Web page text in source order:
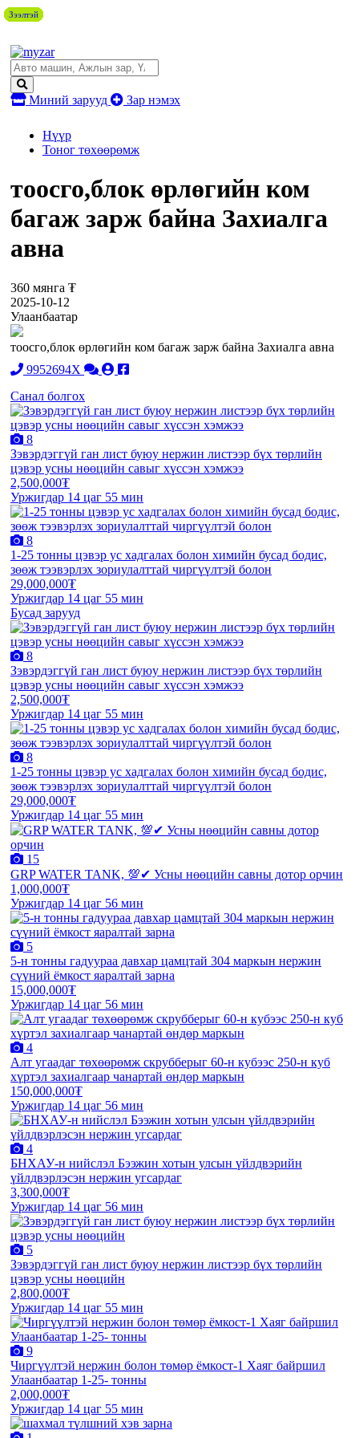
Миний зарууд Зар нэмэх
Нүүр
Тоног төхөөрөмж
тоосго,блок өрлөгийн ком
багаж зарж байна Захиалга
авна
360 мянга ₮
2025-10-12
Улаанбаатар
тоосго,блок өрлөгийн ком багаж зарж байна Захиалга авна
9952694X
Санал болгох
Зээлтэй
8
Зэвэрдэггүй ган лист буюу нержин листээр бүх төрлийн
цэвэр усны нөөцийн савыг хүссэн хэмжээ
2,500,000₮
Уржигдар 14 цаг 55 мин
Зээлтэй
8
1-25 тонны цэвэр ус хадгалах болон химийн бусад бодис,
зөөж тээвэрлэх зориулалттай чиргүүлтэй болон
29,000,000₮
Уржигдар 14 цаг 55 мин
Бусад зарууд
Зээлтэй
8
Зэвэрдэггүй ган лист буюу нержин листээр бүх төрлийн
цэвэр усны нөөцийн савыг хүссэн хэмжээ
2,500,000₮
Уржигдар 14 цаг 55 мин
Зээлтэй
8
1-25 тонны цэвэр ус хадгалах болон химийн бусад бодис,
зөөж тээвэрлэх зориулалттай чиргүүлтэй болон
29,000,000₮
Уржигдар 14 цаг 55 мин
Зээлтэй
15
GRP WATER TANK, 💯✔ Усны нөөцийн савны дотор орчин
1,000,000₮
Уржигдар 14 цаг 56 мин
Зээлтэй
5
5-н тонны гадуураа давхар цамцтай 304 маркын нержин
сүүний ёмкост яаралтай зарна
15,000,000₮
Уржигдар 14 цаг 56 мин
4
Алт угаадаг төхөөрөмж скрубберыг 60-н кубээс 250-н куб
хүртэл захиалгаар чанартай өндөр маркын
150,000,000₮
Уржигдар 14 цаг 56 мин
Зээлтэй
4
БНХАУ-н нийслэл Бээжин хотын улсын үйлдвэрийн
үйлдвэрлэсэн нержин угсардаг
3,300,000₮
Уржигдар 14 цаг 56 мин
Зээлтэй
5
Зэвэрдэггүй ган лист буюу нержин листээр бүх төрлийн
цэвэр усны нөөцийн
2,800,000₮
Уржигдар 14 цаг 55 мин
Зээлтэй
9
Чиргүүлтэй нержин болон төмөр ёмкост-1 Хаяг байршил
Улаанбаатар 1-25- тонны
2,000,000₮
Уржигдар 14 цаг 55 мин